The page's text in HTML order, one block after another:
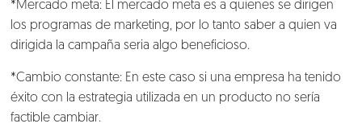
*Mercado meta: El mercado meta es a quienes se dirigen
los programas de marketing, por lo tanto saber a quien va
dirigida la campaña seria algo beneficioso.
*Cambio constante: En este caso si una empresa ha tenido
éxito con la estrategia utilizada en un producto no sería
factible cambiar.